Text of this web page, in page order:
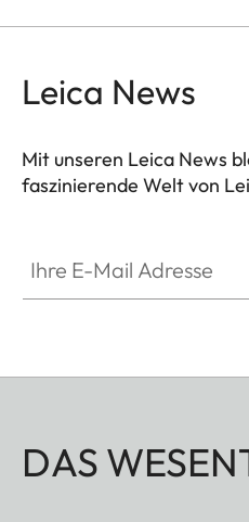
Leica News
Mit unseren Leica News
faszinierende Welt von
DAS